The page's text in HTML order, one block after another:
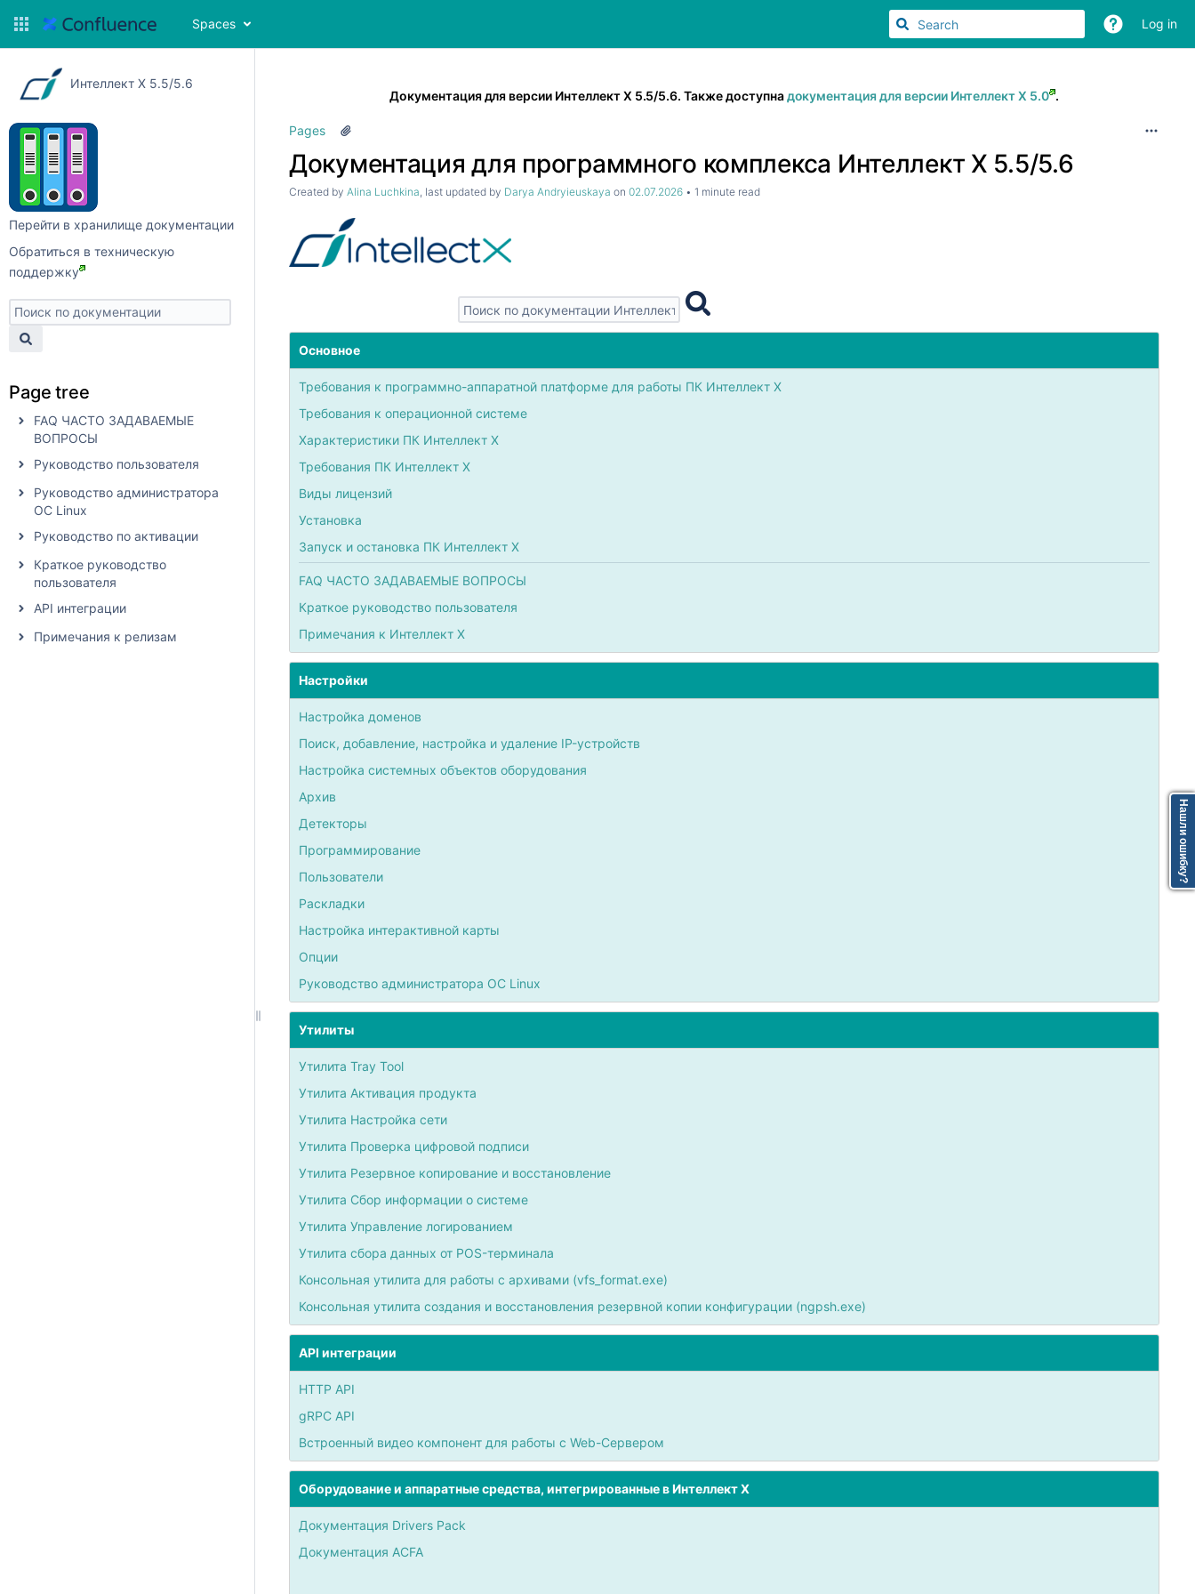
Spaces Log in
Интеллект X 5.5/5.6
Перейти в хранилище документации
Обратиться в техническую
поддержку
Page tree
FAQ ЧАСТО ЗАДАВАЕМЫЕ
ВОПРОСЫ
Руководство пользователя
Руководство администратора
ОС Linux
Руководство по активации
Краткое руководство
пользователя
API интеграции
Примечания к релизам
Документация для версии Интеллект Х 5.5/5.6. Также доступнадокументация для версии Интеллект Х 5.0 .
Pages
Документация для программного комплекса Интеллект X 5.5/5.6
Created by Alina Luchkina , last updated by Darya Andryieuskaya on 02.07.2026 1 minute read
Основное
Требования к программно-аппаратной платформе для работы ПК Интеллект X
Требования к операционной системе
Характеристики ПК Интеллект X
Требования ПК Интеллект X
Виды лицензий
Установка
Запуск и остановка ПК Интеллект X
FAQ ЧАСТО ЗАДАВАЕМЫЕ ВОПРОСЫ
Краткое руководство пользователя
Примечания к Интеллект X
Настройки
Настройка доменов
Поиск, добавление, настройка и удаление IP-устройств
Настройка системных объектов оборудования
Архив
Детекторы
Программирование
Пользователи
Раскладки
Настройка интерактивной карты
Опции
Руководство администратора ОС Linux
Утилиты
Утилита Tray Tool
Утилита Активация продукта
Утилита Настройка сети
Утилита Проверка цифровой подписи
Утилита Резервное копирование и восстановление
Утилита Сбор информации о системе
Утилита Управление логированием
Утилита сбора данных от POS-терминала
Консольная утилита для работы с архивами (vfs_format.exe)
Консольная утилита создания и восстановления резервной копии конфигурации (ngpsh.exe)
API интеграции
HTTP API
gRPC API
Встроенный видео компонент для работы с Web-Сервером
Оборудование и аппаратные средства, интегрированные в Интеллект X
Документация Drivers Pack
Документация ACFA
Нашли ошибку?
Нашли ошибку?